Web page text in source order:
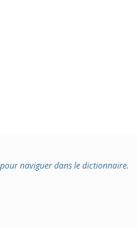
naviguer dans le dictionnaire.